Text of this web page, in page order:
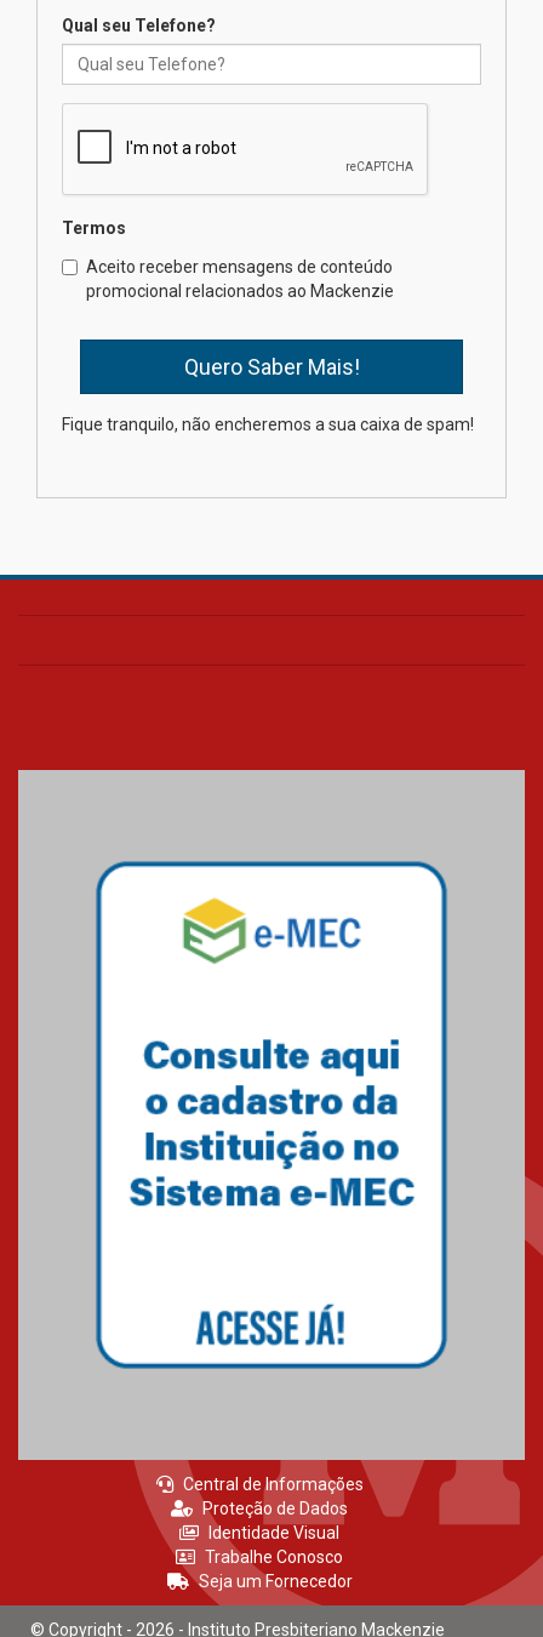
Professora do Mackenzie é
finalista do Prêmio Jabuti com
04.08.2026
internacionais
03.08.2026
Oncologista do HUEM ressalta
importância da prevenção e
diagnóstico precoce do câncer
de pulmão
Qual seu Telefone?
Termos
Aceito receber mensagens de conteúdo
promocional relacionados ao Mackenzie
Fique tranquilo, não encheremos a sua caixa de spam!
Central de Informações
Proteção de Dados
Identidade Visual
Trabalhe Conosco
Seja um Fornecedor
© Copyright - 2026 - Instituto Presbiteriano Mackenzie